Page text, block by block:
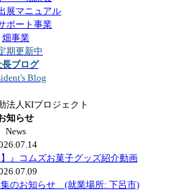
展マニュアル
ポート事業
畑事業
期更新中
長ブログ
Blog
法人KIプロジェクト
知らせ
News
】』コムズお菓子グッズ紹介動画
のお知らせ (就業場所: 下呂市)